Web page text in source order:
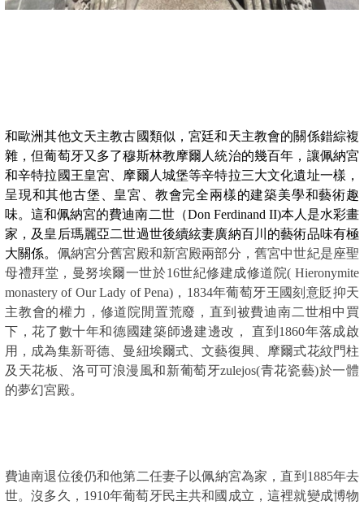
和歐洲其他文天主教古國類似，宮廷和天主教會的關係錯綜複
雜，但葡萄牙又多了穆斯林教摩爾人統治的幾百年，讓佩納宮
和辛特拉國王皇宮、摩爾人城堡等辛特拉三大文化遺址一樣，
呈現和其他古堡、皇宮、教會完全兩樣的建築美學和藝術趣
味。這和佩納宮的費迪南二世（Don Ferdinand II)本人是水彩畫
家，及皇后瑪麗亞二世過世後續絃妻廣納百川的藝術品味有極
大關係。 佩納宮分舊宮殿和新宮殿兩部分，舊宮中世紀是座聖
母禮拜堂，曼努埃爾一世於16世紀修建成修道院( Hieronymite
monastery of Our Lady of Pena)，1834年葡萄牙王國刻意貶抑天
主教會的權力，修道院閒置荒廢，直到被費迪南二世相中買
下，花了數十年和德國建築師邊建邊改， 直到1860年落成啟
用，成為集新哥德、曼紐埃爾式、文藝復興、摩爾式花紋門柱
及天花板、洛可可浪漫風和新葡萄牙zulejos(青花瓷藝)於一體
的夢幻宮殿。
費迪南退位後仍和他第二任妻子以佩納宮為家，直到1885年去
世。沒多久，1910年葡萄牙民主共和國成立，這裡就變成博物